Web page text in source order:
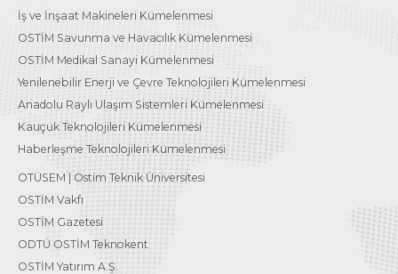
İş ve İnşaat Makineleri Kümelenmesi
OSTİM Savunma ve Havacılık Kümelenmesi
OSTİM Medikal Sanayi Kümelenmesi
Yenilenebilir Enerji ve Çevre Teknolojileri Kümelenmesi
Anadolu Raylı Ulaşım Sistemleri Kümelenmesi
Kauçuk Teknolojileri Kümelenmesi
Haberleşme Teknolojileri Kümelenmesi
OTÜSEM | Ostim Teknik Üniversitesi
OSTİM Vakfı
OSTİM Gazetesi
ODTÜ OSTİM Teknokent
OSTİM Yatırım A.Ş.